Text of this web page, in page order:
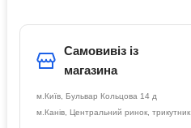
Самовивіз із
магазина
м.Київ, Бульвар Кольцова 14 д
м.Канів, Центральний ринок, трикутник